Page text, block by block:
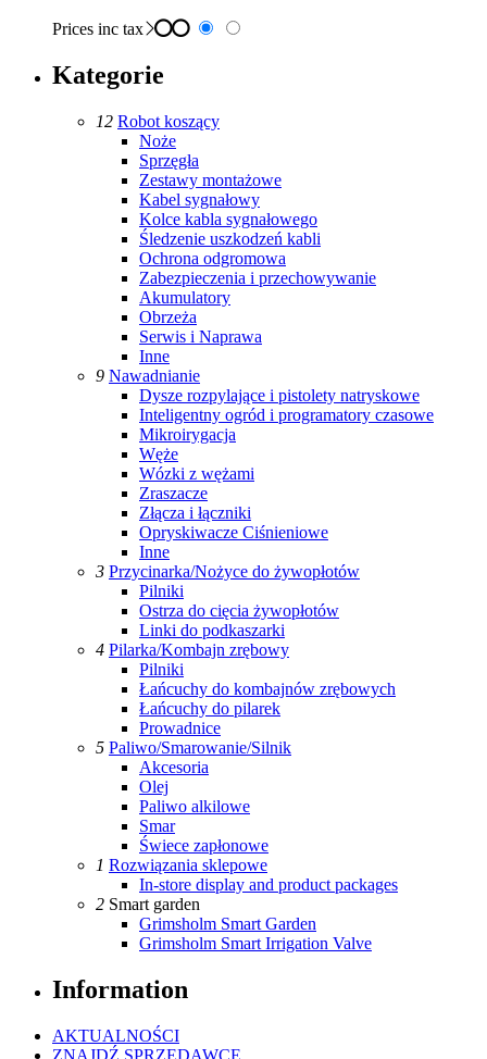
Prices inc tax
Kategorie
12 Robot koszący
Noże
Sprzęgła
Zestawy montażowe
Kabel sygnałowy
Kolce kabla sygnałowego
Śledzenie uszkodzeń kabli
Ochrona odgromowa
Zabezpieczenia i przechowywanie
Akumulatory
Obrzeża
Serwis i Naprawa
Inne
9 Nawadnianie
Dysze rozpylające i pistolety natryskowe
Inteligentny ogród i programatory czasowe
Mikroirygacja
Węże
Wózki z wężami
Zraszacze
Złącza i łączniki
Opryskiwacze Ciśnieniowe
Inne
3 Przycinarka/Nożyce do żywopłotów
Pilniki
Ostrza do cięcia żywopłotów
Linki do podkaszarki
4 Pilarka/Kombajn zrębowy
Pilniki
Łańcuchy do kombajnów zrębowych
Łańcuchy do pilarek
Prowadnice
5 Paliwo/Smarowanie/Silnik
Akcesoria
Olej
Paliwo alkilowe
Smar
Świece zapłonowe
1 Rozwiązania sklepowe
In-store display and product packages
2 Smart garden
Grimsholm Smart Garden
Grimsholm Smart Irrigation Valve
Information
AKTUALNOŚCI
ZNAJDŹ SPRZEDAWCĘ